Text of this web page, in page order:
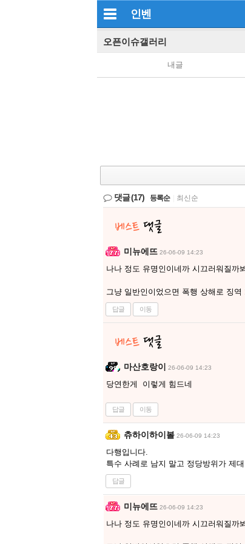
인벤
오픈이슈갤러리
내글
댓글(17) 등록순 최신순
미뉴에뜨 26-06-09 14:23
나나 정도 유명인이네까 시끄러워질까
그냥 일반인이었으면 폭행 상해로 징
답글 이동
마산호랑이 26-06-09 14:23
당연한게 이렇게 힘드네
답글 이동
츄하이하이볼 26-06-09 14:23
다행입니다.
특수 사례로 남지 말고 정당방위가 제
답글
미뉴에뜨 26-06-09 14:23
나나 정도 유명인이네까 시끄러워질까